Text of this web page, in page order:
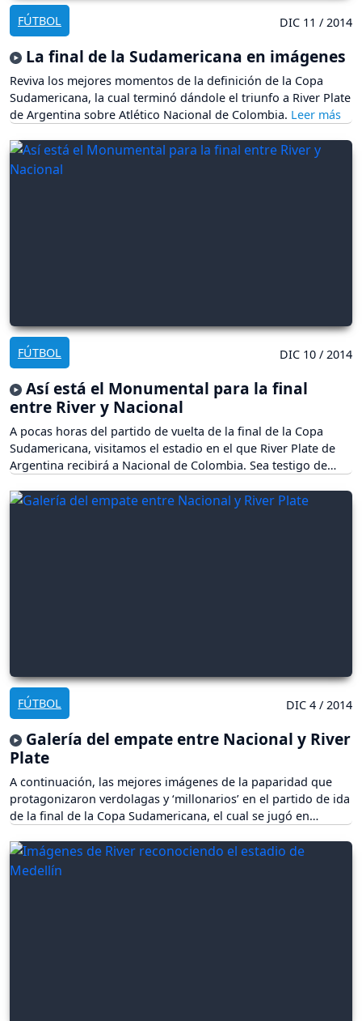
FÚTBOL DIC 11 / 2014
La final de la Sudamericana en imágenes
Reviva los mejores momentos de la definición de la Copa
Sudamericana, la cual terminó dándole el triunfo a River Plate
de Argentina sobre Atlético Nacional de Colombia.
FÚTBOL DIC 10 / 2014
Así está el Monumental para la final
entre River y Nacional
A pocas horas del partido de vuelta de la final de la Copa
Sudamericana, visitamos el estadio en el que River Plate de
Argentina recibirá a Nacional de Colombia. Sea testigo de
FÚTBOL DIC 4 / 2014
Galería del empate entre Nacional y River
Plate
A continuación, las mejores imágenes de la paparidad que
protagonizaron verdolagas y ‘millonarios’ en el partido de ida
de la final de la Copa Sudamericana, el cual se jugó en